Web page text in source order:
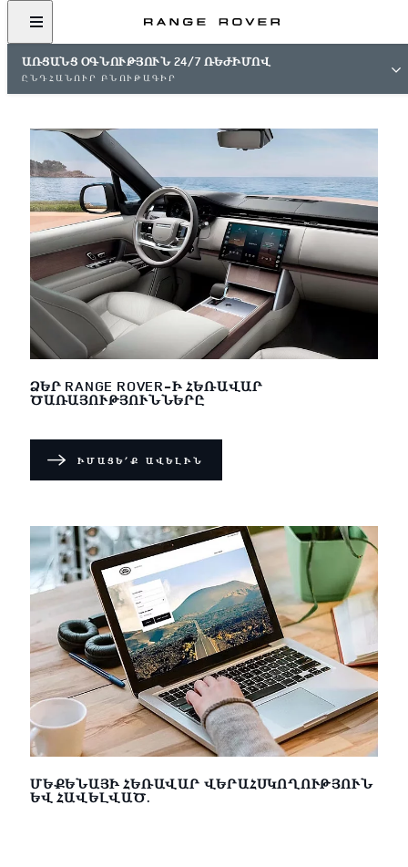
ԱՌՑԱՆՑ ՕԳՆՈՒԹՅՈՒՆ 24/7 ՌԵԺԻՄՈՎ
ԸՆԴՀԱՆՈՒՐ ԲՆՈՒԹԱԳԻՐ
ՁԵՐ RANGE ROVER-Ի ՀԵՌԱՎԱՐ
ԾԱՌԱՅՈՒԹՅՈՒՆՆԵՐԸ
ԻՄԱՑԵ՛Ք ԱՎԵԼԻՆ
ՄԵՔԵՆԱՅԻ ՀԵՌԱՎԱՐ ՎԵՐԱՀՍԿՈՂՈՒԹՅՈՒՆ
ԵՎ ՀԱՎԵԼՎԱԾ.